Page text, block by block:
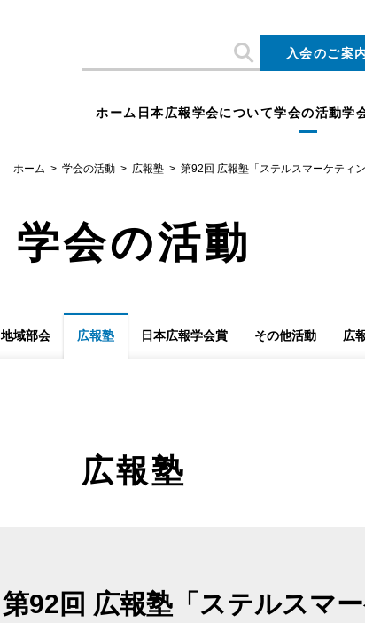
ホーム 日本広報学会について学会の活動学
入会のご案
ホーム 学会の活動 広報塾 第92回 広報塾「ステルスマーケティ
学会の活動
広報塾
第92回 広報塾「ステルスマ
地域部会 広報塾 日本広報学会賞 その他活動 広